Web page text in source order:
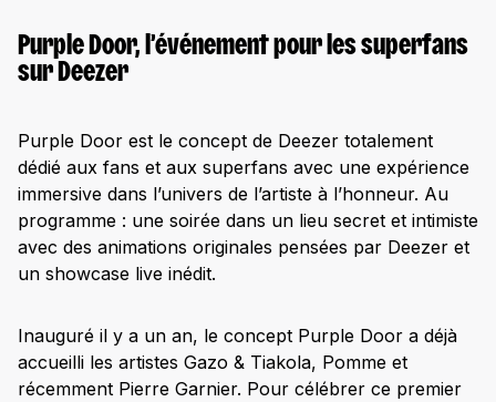
Purple Door, l’événement pour les superfans
sur Deezer
Purple Door est le concept de Deezer totalement
dédié aux fans et aux superfans avec une expérience
immersive dans l’univers de l’artiste à l’honneur. Au
programme : une soirée dans un lieu secret et intimiste
avec des animations originales pensées par Deezer et
un showcase live inédit.
Inauguré il y a un an, le concept Purple Door a déjà
accueilli les artistes Gazo & Tiakola, Pomme et
récemment Pierre Garnier. Pour célébrer ce premier